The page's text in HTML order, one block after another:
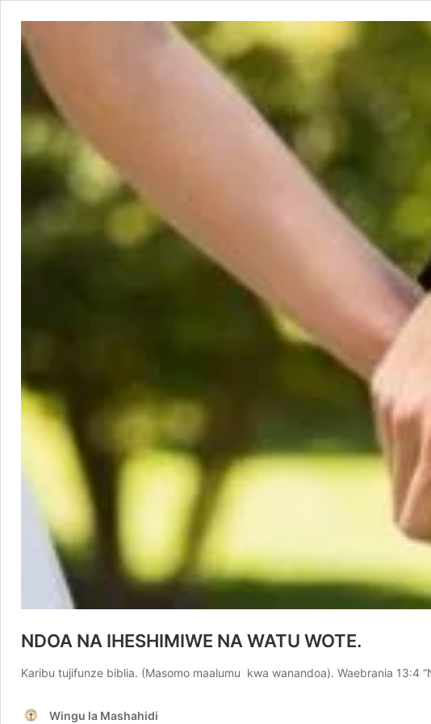
NDOA NA IHESHIMIWE NA WATU WOTE.
Karibu tujifunze biblia. (Masomo maalumu kwa wanandoa). Waebrania 13:4
Wingu la Mashahidi